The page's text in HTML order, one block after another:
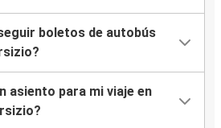
boletos de autobús
asiento para mi viaje en